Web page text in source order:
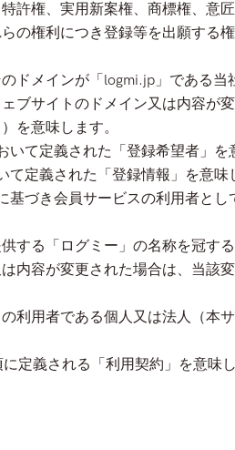
許権、実用新案権、商標権、意
の権利につき登録等を出願する
ドメインが「logmi.jp」である当
ブサイトのドメイン又は内容が
を意味します。
いて定義された「登録希望者」を
て定義された「登録情報」を意味
基づき会員サービスの利用者と
する「ログミー」の名称を冠す
内容が変更された場合は、当該
利用者である個人又は法人（本
定義される「利用契約」を意味し